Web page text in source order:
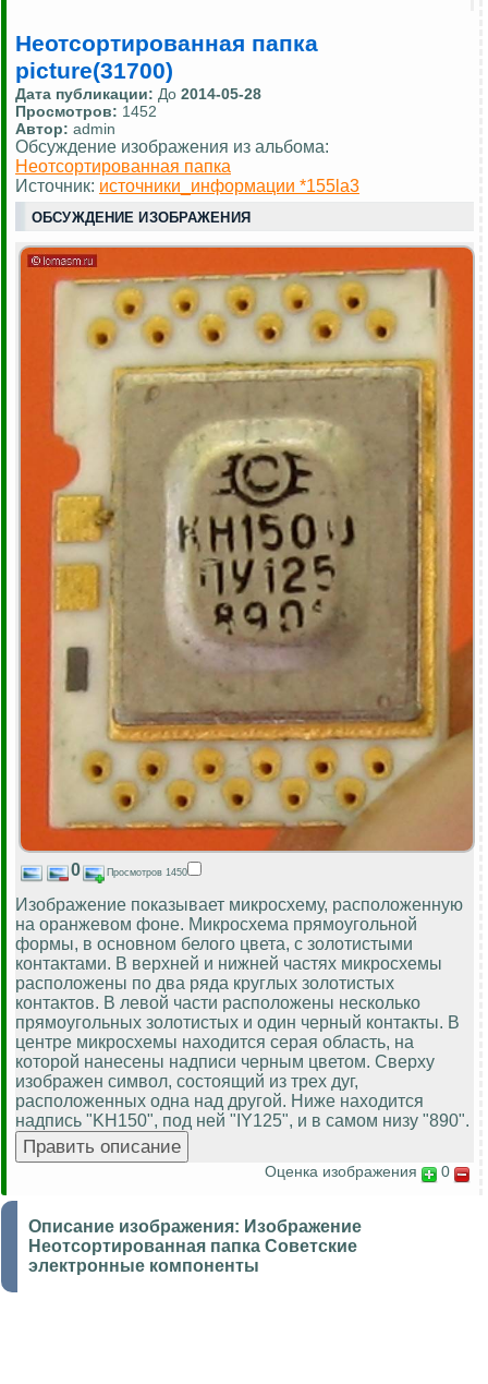
Неотсортированная папка
picture(31700)
Дата публикации: До 2014-05-28
Просмотров: 1452
Автор: admin
Обсуждение изображения из альбома:
Неотсортированная папка
Источник: источники_информации *155la3
ОБСУЖДЕНИЕ ИЗОБРАЖЕНИЯ
0 Просмотров 1450
Изображение показывает микросхему, расположенную
на оранжевом фоне. Микросхема прямоугольной
формы, в основном белого цвета, с золотистыми
контактами. В верхней и нижней частях микросхемы
расположены по два ряда круглых золотистых
контактов. В левой части расположены несколько
прямоугольных золотистых и один черный контакты. В
центре микросхемы находится серая область, на
которой нанесены надписи черным цветом. Сверху
изображен символ, состоящий из трех дуг,
расположенных одна над другой. Ниже находится
надпись "KH150", под ней "IY125", и в самом низу "890".
Оценка изображения 0
Описание изображения: Изображение
Неотсортированная папка Советские
электронные компоненты